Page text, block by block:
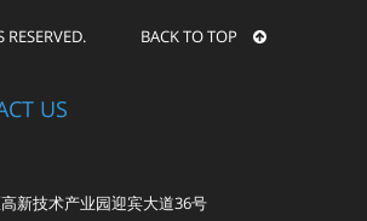
RESERVED. BACK TO TOP
US
技术产业园迎宾大道36号